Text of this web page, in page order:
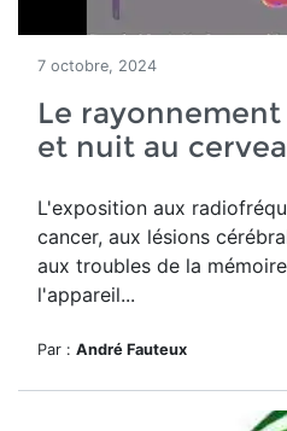
7 octobre, 2024
Le
et nuit au
L'exposition aux
cancer, aux lésions
aux troubles de la
l'appareil...
Par : André Fauteux